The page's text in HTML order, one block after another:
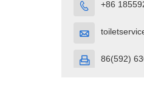
 +86

 86(592)